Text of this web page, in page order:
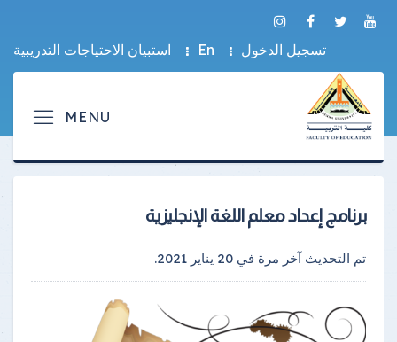
تسجيل الدخول En استبيان الاحتياجات التدريبية
برنامج إعداد معلم اللغة الإنجليزية
تم التحديث آخر مرة في 20 يناير 2021 .